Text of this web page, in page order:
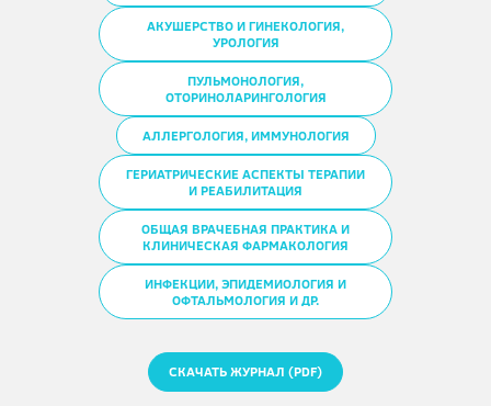
АКУШЕРСТВО И ГИНЕКОЛОГИЯ,
УРОЛОГИЯ
ПУЛЬМОНОЛОГИЯ,
ОТОРИНОЛАРИНГОЛОГИЯ
АЛЛЕРГОЛОГИЯ, ИММУНОЛОГИЯ
ГЕРИАТРИЧЕСКИЕ АСПЕКТЫ ТЕРАПИИ
И РЕАБИЛИТАЦИЯ
ОБЩАЯ ВРАЧЕБНАЯ ПРАКТИКА И
КЛИНИЧЕСКАЯ ФАРМАКОЛОГИЯ
ИНФЕКЦИИ, ЭПИДЕМИОЛОГИЯ И
ОФТАЛЬМОЛОГИЯ И ДР.
СКАЧАТЬ ЖУРНАЛ (PDF)